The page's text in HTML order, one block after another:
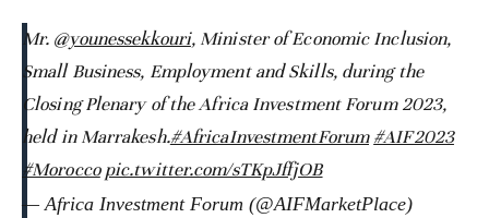
Mr. @younessekkouri, Minister of Economic Inclusion,
Small Business, Employment and Skills, during the
Closing Plenary of the Africa Investment Forum 2023,
held in Marrakesh.#AfricaInvestmentForum #AIF2023
#Morocco pic.twitter.com/sTKpJffjOB
— Africa Investment Forum (@AIFMarketPlace)